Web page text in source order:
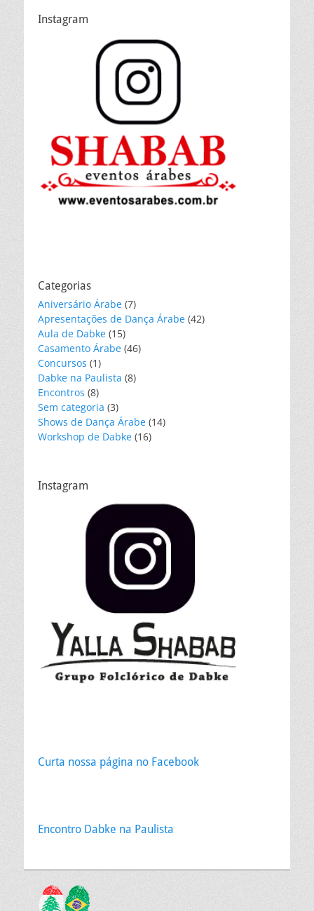
Instagram
Categorias
Aniversário Árabe (7)
Apresentações de Dança Árabe (42)
Aula de Dabke (15)
Casamento Árabe (46)
Concursos (1)
Dabke na Paulista (8)
Encontros (8)
Sem categoria (3)
Shows de Dança Árabe (14)
Workshop de Dabke (16)
Instagram
Curta nossa página no Facebook
Encontro Dabke na Paulista